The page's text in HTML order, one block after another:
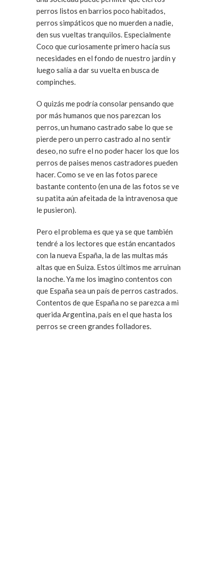
perros listos en barrios poco habitados,
perros simpáticos que no muerden a nadie,
den sus vueltas tranquilos. Especialmente
Coco que curiosamente primero hacía sus
necesidades en el fondo de nuestro jardín y
luego salía a dar su vuelta en busca de
compinches.
O quizás me podría consolar pensando que
por más humanos que nos parezcan los
perros, un humano castrado sabe lo que se
pierde pero un perro castrado al no sentir
deseo, no sufre el no poder hacer los que los
perros de paises menos castradores pueden
hacer. Como se ve en las fotos parece
bastante contento (en una de las fotos se ve
su patita aún afeitada de la intravenosa que
le pusieron).
Pero el problema es que ya se que también
tendré a los lectores que están encantados
con la nueva España, la de las multas más
altas que en Suiza. Estos últimos me arruinan
la noche. Ya me los imagino contentos con
que España sea un país de perros castrados.
Contentos de que España no se parezca a mi
querida Argentina, país en el que hasta los
perros se creen grandes folladores.